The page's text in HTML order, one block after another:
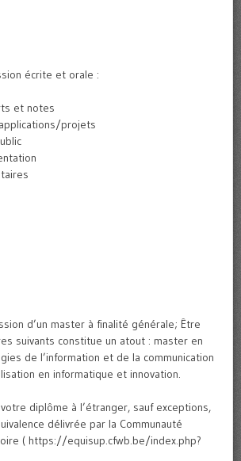
écrite et orale :
et notes
projets
d’un master à finalité générale; Être
suivants constitue un atout : master en
de l’information et de la communication
en informatique et innovation.
diplôme à l’étranger, sauf exceptions,
délivrée par la Communauté
( https://equisup.cfwb.be/index.php?